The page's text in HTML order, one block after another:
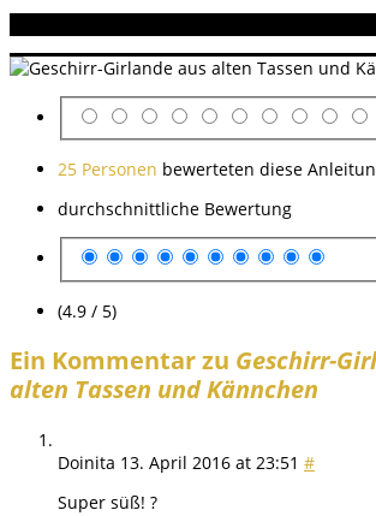
25 Personen bewerteten diese
durchschnittliche Bewertung
(4.9 / 5)
Ein Kommentar zu Geschirr-
alten Tassen und Kännchen
Doinita 13. April 2016 at 23:51 #
Super süß! ?